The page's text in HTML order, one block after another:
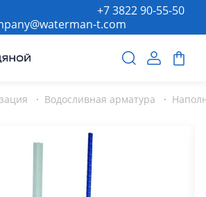
t.com
+7 3822 90-55-50
· Водосливная арматура ·